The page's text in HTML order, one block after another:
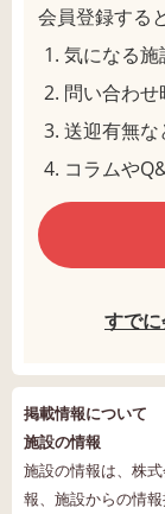
会員登録する
気になる
問い合わ
送迎有無
コラムや
すで
掲載情報について
施設の情報
施設の情報は、株
報、施設からの情